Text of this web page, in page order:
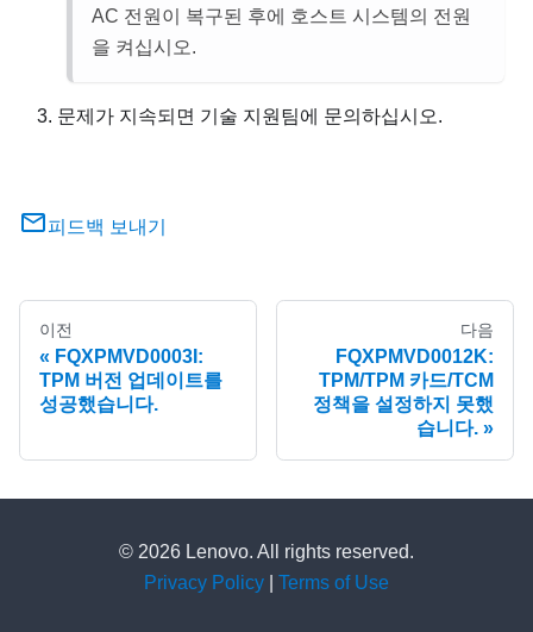
AC 전원이 복구된 후에 호스트 시스템의 전원
을 켜십시오.
문제가 지속되면 기술 지원팀에 문의하십시오.
피드백 보내기
이전
FQXPMVD0003I:
TPM 버전 업데이트를
성공했습니다.
다음
FQXPMVD0012K:
TPM/TPM 카드/TCM
정책을 설정하지 못했
습니다.
© 2026 Lenovo. All rights reserved.
Privacy Policy
Terms of Use